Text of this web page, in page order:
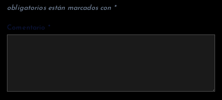
obligatorios están marcados con *
Comentario *